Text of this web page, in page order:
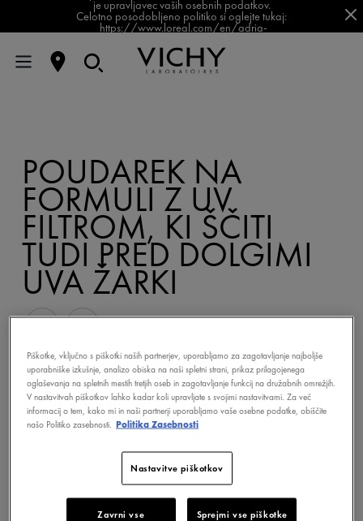
je upravljavec vaših osebnih podatkov.
Celotno posodobljeno politiko si oglejte tukaj:
https://www.loreal.com/en/adria-
POUDAREK NA
FORMULI Z UV
FILTROM, KI ŠČITI
TUDI PRED DOLGIMI
UVA ŽARKI
UV žarki, ki smo jim vsakodnevno
izpostavljeni, so sestavljeni iz 25 % UVB
žarkov in 75 % UVA žarkov, ki so
žarki, ki prodrejo globoko v našo kožo.
Piškotke, vključno s piškotki naših partnerjev, uporabljamo za zagotavljanje najboljše
uporabniške izkušnje, analizo obiska na naši spletni strani, prikaz prilagojenega
oglaševanja na spletnih mestih tretjih oseb in zagotavljanje funkcij na družabnih omrežjih.
V nastavitvah piškotkov lahko kadar koli upravljate s svojimi nastavitvami. Za več
informacij o tem, kako mi in naši partnerji uporabljamo vaše osebne podatke, obiščite
našo Politiko zasebnosti. Politika Zasebnosti
Nastavitve piškotkov
Zavrni vse Sprejmi vse piškotke